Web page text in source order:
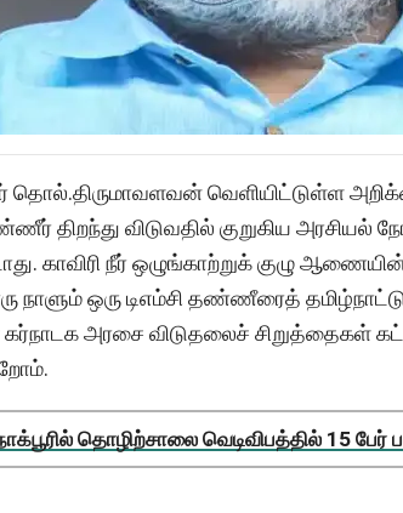
தொல்.திருமாவளவன் வெளியிட்டுள்ள
திறந்து விடுவதில் குறுகிய அரசியல்
காவிரி நீர் ஒழுங்காற்றுக் குழு
ஒரு டிஎம்சி தண்ணீரைத்
அரசை விடுதலைச் சிறுத்தைகள்
தொழிற்சாலை வெடிவிபத்தில் 15 பேர்